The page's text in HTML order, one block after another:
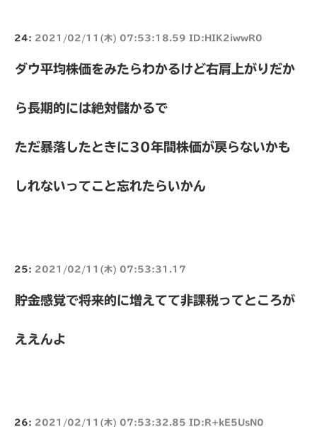
24: 2021/02/11(木) 07:53:18.59 ID:HIK2iwwR0
ダウ平均株価をみたらわかるけど右肩上がりだか
ら長期的には絶対儲かるで
ただ暴落したときに30年間株価が戻らないかも
しれないってこと忘れたらいかん
25: 2021/02/11(木) 07:53:31.17
貯金感覚で将来的に増えてて非課税ってところが
ええんよ
26: 2021/02/11(木) 07:53:32.85 ID:R+kE5UsN0